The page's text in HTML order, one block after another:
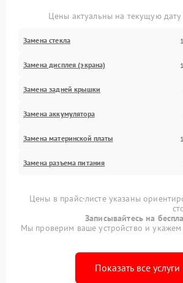
Цены актуальны на текущую
Замена стекла
Замена дисплея (экрана)
Замена задней крышки
Замена аккумулятора
Замена материнской платы
Замена разъема питания
Цены в прайс-листе указаны
Записывайтесь на
Мы проверим ваше устройство и укажем
Показать все услуги